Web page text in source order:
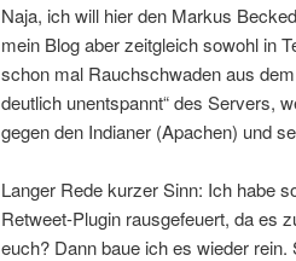
Naja, ich will hier den Markus
mein Blog aber zeitgleich sowohl in
schon mal Rauchschwaden aus
deutlich unentspannt“ des Servers,
gegen den Indianer (Apachen) und
Langer Rede kurzer Sinn: Ich habe
Retweet-Plugin rausgefeuert, da es
euch? Dann baue ich es wieder